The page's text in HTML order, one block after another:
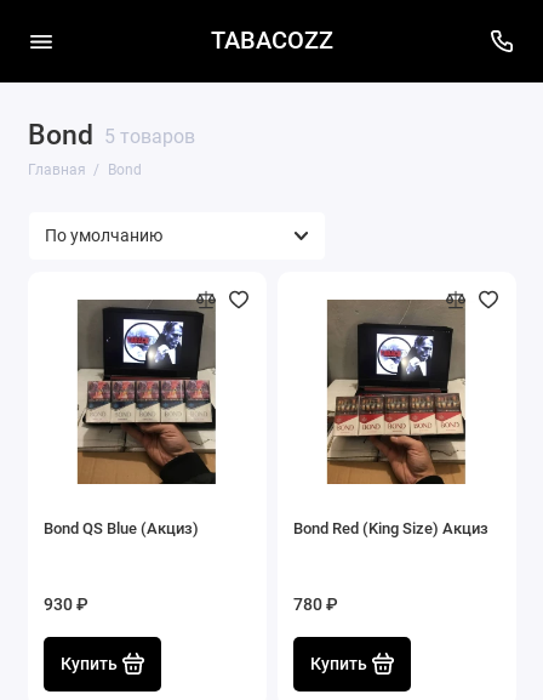
TABACOZZ
Bond 5 товаров
Главная Bond
Bond QS Blue (Акциз)
930 ₽
Купить
Bond Red (King Size) Акциз
780 ₽
Купить